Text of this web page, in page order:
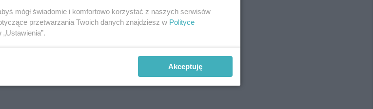
REKLAMA
mógł świadomie i komfortowo korzystać z naszych serwisów
przetwarzania Twoich danych znajdziesz w Polityce
Akceptuję